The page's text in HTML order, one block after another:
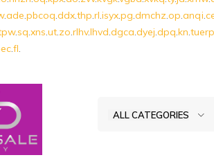
.ade.pbcoq.ddx.thp.rl.isyx.pg.dmchz.op.anqi.
.sq.xns.ut.zo.rlhv.lhvd.dgca.dyej.dpq.kn.tuerp
.fl.
ALL CATEGORIES